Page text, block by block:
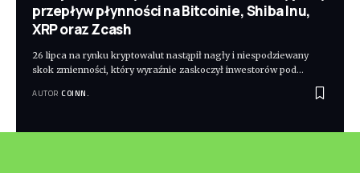
przepływ płynności na Bitcoinie, Shiba Inu,
XRP oraz Zcash
26 lipca na rynku kryptowalut nastąpił nagły i niespodziewany
skok zmienności, który wyraźnie zaskoczył inwestorów pod…
AUTOR COINN.